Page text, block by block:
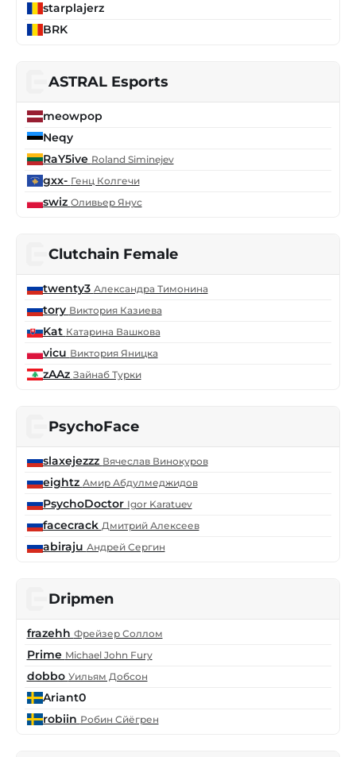
starplajerz
BRK
ASTRAL Esports
meowpop
Neqy
RaY5ive Roland Siminejev
gxx- Генц Колгечи
swiz Оливьер Янус
Clutchain Female
twenty3 Александра Тимонина
tory Виктория Казиева
Kat Катарина Вашкова
vicu Виктория Яницка
zAAz Зайнаб Турки
PsychoFace
slaxejezzz Вячеслав Винокуров
eightz Амир Абдулмеджидов
PsychoDoctor Igor Karatuev
facecrack Дмитрий Алексеев
abiraju Андрей Сергин
Dripmen
frazehh Фрейзер Соллом
Prime Michael John Fury
dobbo Уильям Добсон
Ariant0
robiin Робин Сйёгрен